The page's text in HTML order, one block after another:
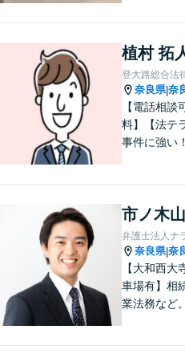
ています。
悩みごとが
気軽にご相
植村 拓
登大路総合法
奈良県|奈
【電話相談
料】【法テ
事件に強い
談しやすい
【夜間・休
個室】【近
市ノ木
弁護士法人ナ
奈良県|奈
【大和西大
車場有】相
業法務など